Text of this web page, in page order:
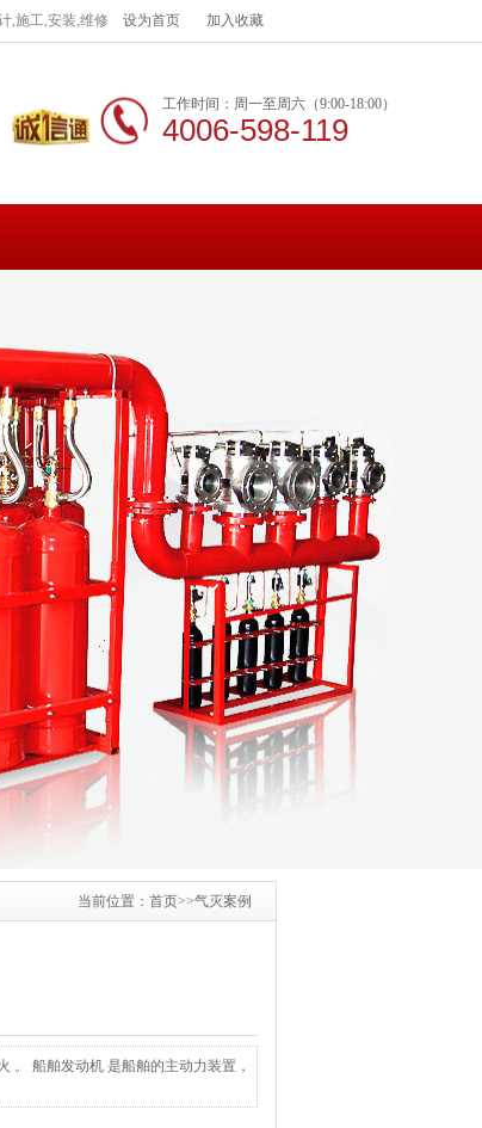
,施工,安装,维修 设为首页 加入收藏
工作时间：周一至周六（9:00-18:00）
4006-598-119
当前位置： 首页>>气灭案例
。 船舶发动机 是船舶的主动力装置，